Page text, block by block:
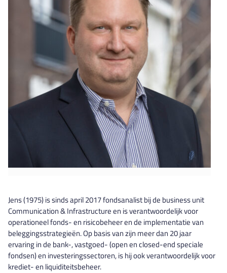
Jens (1975) is sinds april 2017 fondsanalist bij de business unit
Communication & Infrastructure en is verantwoordelijk voor
operationeel fonds- en risicobeheer en de implementatie van
beleggingsstrategieën.Op basis van zijn meer dan 20 jaar
ervaring in de bank-, vastgoed- (open en closed-end speciale
fondsen) en investeringssectoren, is hij ook verantwoordelijk voor
krediet- en liquiditeitsbeheer.